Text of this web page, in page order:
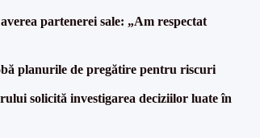
partenerei sale: „Am respectat
planurile de pregătire pentru riscuri
solicită investigarea deciziilor luate în